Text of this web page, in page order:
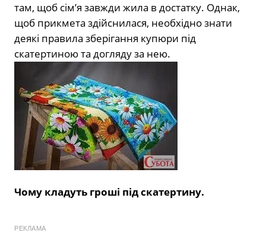
там, щоб сім’я завжди жила в достатку. Однак,
щоб прикмета здійснилася, необхідно знати
деякі правила зберігання купюри під
скатертиною та догляду за нею.
Чому кладуть гроші під скатертину.
РЕКЛАМА